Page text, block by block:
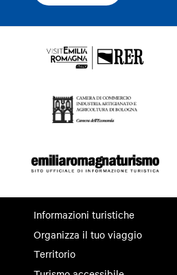
Informazioni turistiche
Organizza il tuo viaggio
Territorio